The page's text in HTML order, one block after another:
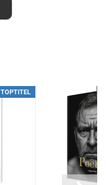
TOPTITEL